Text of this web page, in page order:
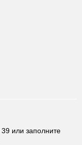
39 или заполните